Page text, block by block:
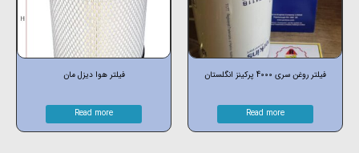
فیلتر روغن سری 4000 پرکینز انگلستان
Read more
فیلتر هوا دیزل مان
Read more